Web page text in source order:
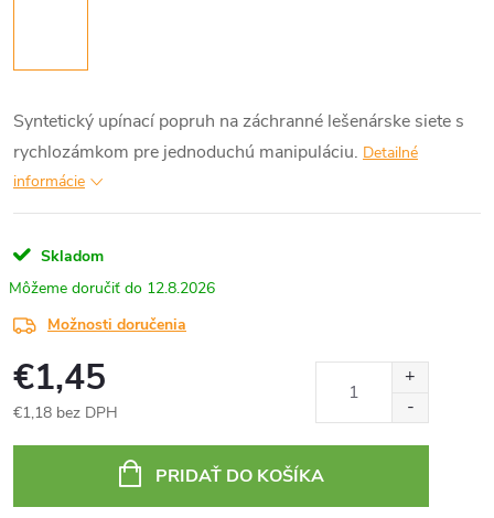
Syntetický upínací popruh na záchranné lešenárske siete s
rychlozámkom pre jednoduchú manipuláciu. Detailné
informácie
Skladom
12.8.2026
Možnosti doručenia
€1,45
€1,18 bez DPH
PRIDAŤ DO KOŠÍKA